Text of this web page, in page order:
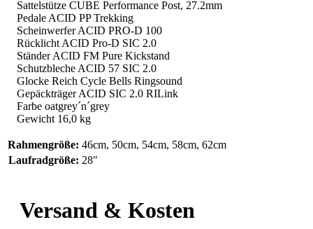
Sattelstütze CUBE Performance Post, 27.2mm
Pedale ACID PP Trekking
Scheinwerfer ACID PRO-D 100
Rücklicht ACID Pro-D SIC 2.0
Ständer ACID FM Pure Kickstand
Schutzbleche ACID 57 SIC 2.0
Glocke Reich Cycle Bells Ringsound
Gepäckträger ACID SIC 2.0 RILink
Farbe oatgrey´n´grey
Gewicht 16,0 kg
Rahmengröße: 46cm, 50cm, 54cm, 58cm, 62cm
Laufradgröße: 28"
Versand & Kosten